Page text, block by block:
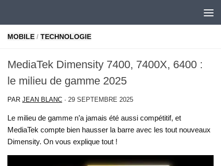
MOBILE / TECHNOLOGIE
MediaTek Dimensity 7400, 7400X, 6400 :
le milieu de gamme 2025
PAR JEAN BLANC · 29 SEPTEMBRE 2025
Le milieu de gamme n’a jamais été aussi compétitif, et
MediaTek compte bien hausser la barre avec les tout nouveaux
Dimensity. On vous explique tout !